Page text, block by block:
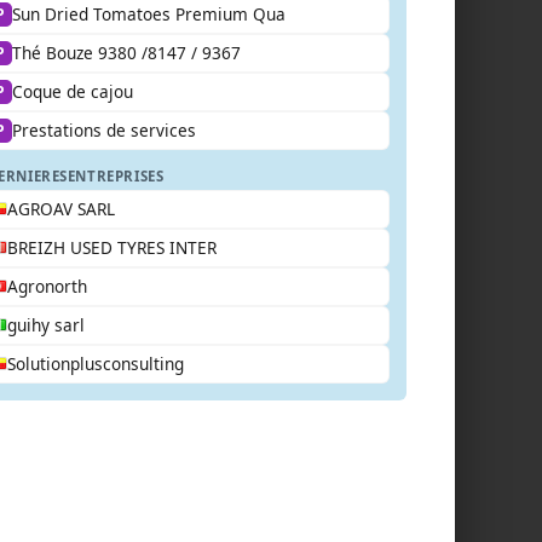
Sun Dried Tomatoes Premium Qua
Thé Bouze 9380 /8147 / 9367
Coque de cajou
Prestations de services
ENTREPRISES
AGROAV SARL
BREIZH USED TYRES INTER
Agronorth
guihy sarl
Solutionplusconsulting